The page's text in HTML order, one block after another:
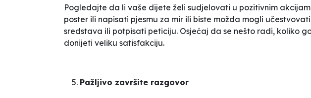
Pogledajte da li vaše dijete želi sudjelovati u pozitivnim
poster ili napisati pjesmu za mir ili biste možda mogli
sredstava ili potpisati peticiju. Osjećaj da se nešto radi, koliko
donijeti veliku satisfakciju.
Pažljivo završite razgovor